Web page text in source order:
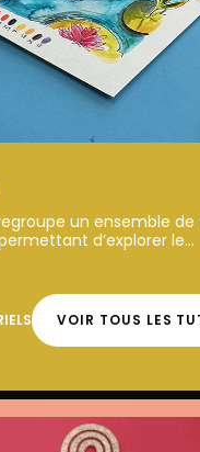
un ensemble
d’explorer le...
VOIR TOUS LES